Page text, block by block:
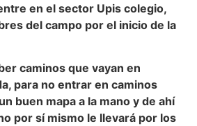
en el sector Upis colegio,
del campo por el inicio de la
caminos que vayan en
para no entrar en caminos
buen mapa a la mano y de ahí
por sí mismo le llevará por los